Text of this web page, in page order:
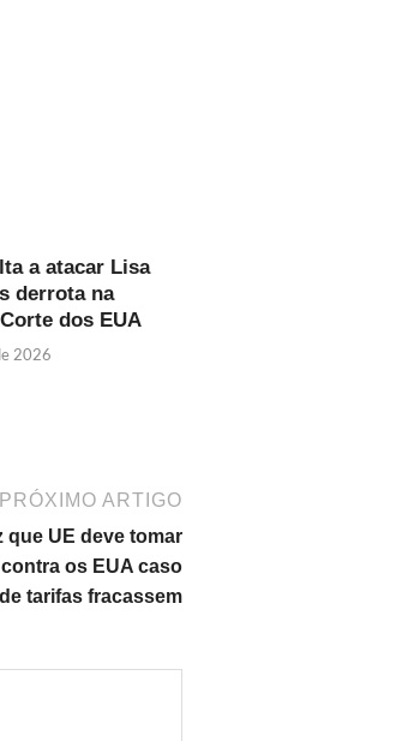
a atacar Lisa
derrota na
dos EUA
2026
PRÓXIMO ARTIGO
que UE deve tomar
contra os EUA caso
tarifas fracassem